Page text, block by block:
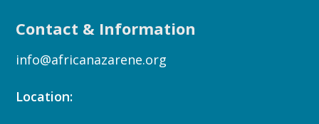
Contact & Information
info@africanazarene.org
Location: